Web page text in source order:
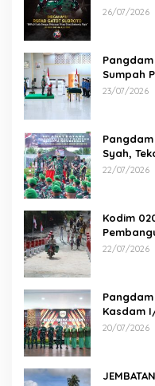
Indonesia
26/07/2026
Sumpah
23/07/2026
Syah,
Kesiapan
22/07/2026
Kodim
Pernantin
22/07/2026
Kasdam
serta
20/07/2026